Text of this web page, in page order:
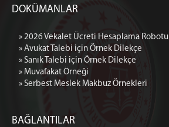
DOKÜMANLAR
» 2026 Vekalet Ücreti Hesaplama Robotu
» Avukat Talebi için Örnek Dilekçe
» Sanık Talebi için Örnek Dilekçe
» Muvafakat Örneği
» Serbest Meslek Makbuz Örnekleri
BAĞLANTILAR